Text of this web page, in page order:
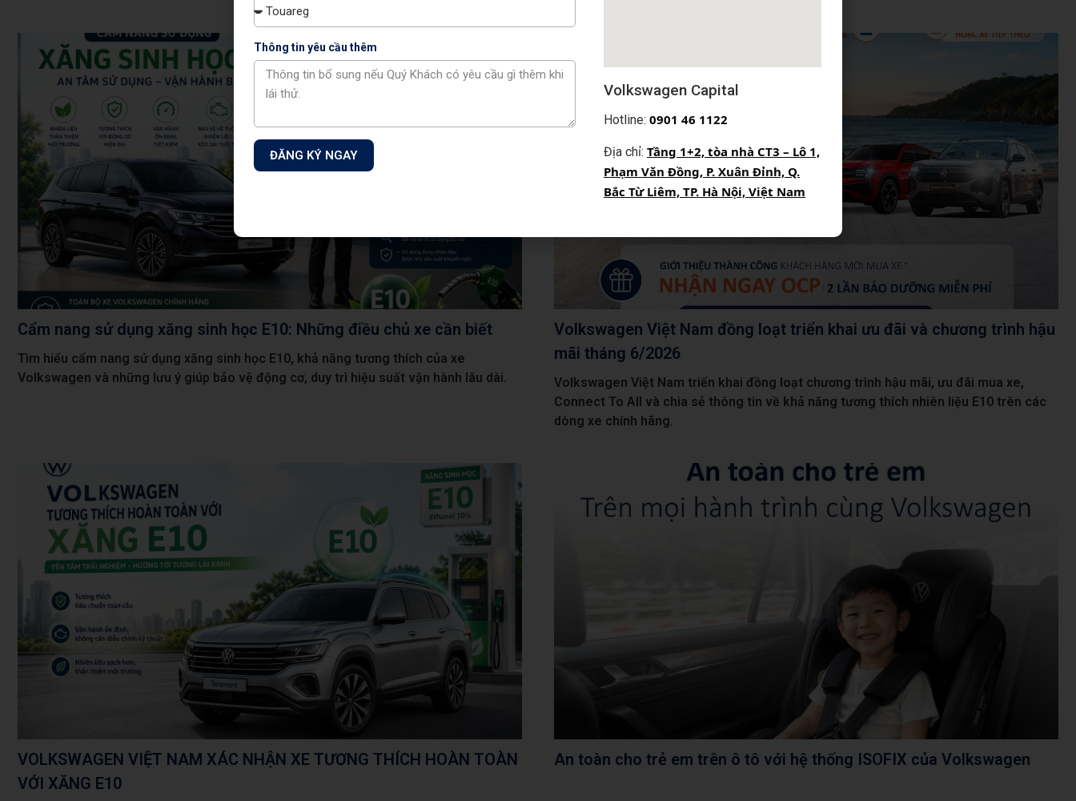
Cẩm nang sử dụng xăng sinh học E10: Những điều chủ xe cần biết
Tìm hiểu cẩm nang sử dụng xăng sinh học E10, khả năng tương thích của xe
Volkswagen và những lưu ý giúp bảo vệ động cơ, duy trì hiệu suất vận hành lâu dài.
Volkswagen Việt Nam đồng loạt triển khai ưu đãi và chương trình hậu
mãi tháng 6/2026
Volkswagen Việt Nam triển khai đồng loạt chương trình hậu mãi, ưu đãi mua xe,
Connect To All và chia sẻ thông tin về khả năng tương thích nhiên liệu E10 trên các
dòng xe chính hãng.
VOLKSWAGEN VIỆT NAM XÁC NHẬN XE TƯƠNG THÍCH HOÀN TOÀN
VỚI XĂNG E10
An toàn cho trẻ em trên ô tô với hệ thống ISOFIX của Volkswagen
Thông tin yêu cầu thêm
ĐĂNG KÝ NGAY
Volkswagen Capital
Hotline: 0901 46 1122
Địa chỉ: Tầng 1+2, tòa nhà CT3 – Lô 1,
Phạm Văn Đồng, P. Xuân Đỉnh, Q.
Bắc Từ Liêm, TP. Hà Nội, Việt Nam